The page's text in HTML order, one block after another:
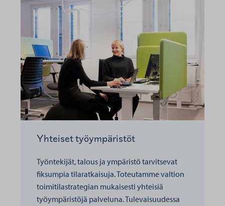
Yhteiset työympäristöt
Työntekijät, talous ja ympäristö tarvitsevat
fiksumpia tilaratkaisuja. Toteutamme valtion
toimitilastrategian mukaisesti yhteisiä
työympäristöjä palveluna. Tulevaisuudessa